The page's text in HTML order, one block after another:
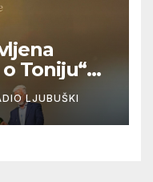
Toniju“
LJUBUŠKI